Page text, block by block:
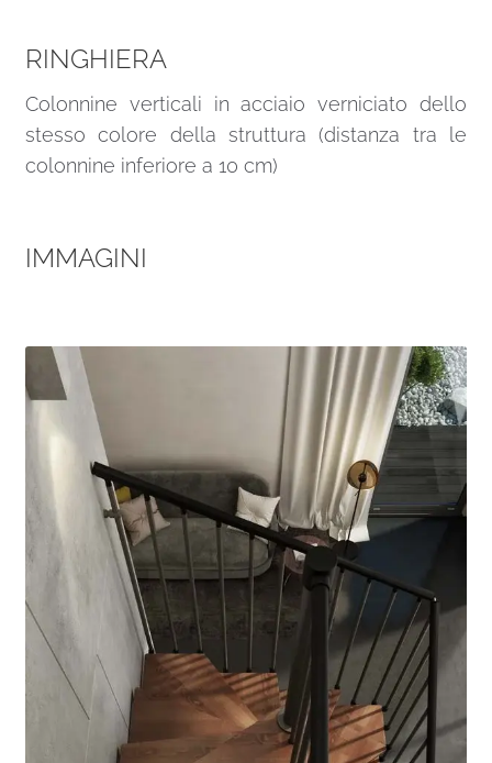
RINGHIERA
Colonnine verticali in acciaio verniciato dello
stesso colore della struttura (distanza tra le
colonnine inferiore a 10 cm)
IMMAGINI